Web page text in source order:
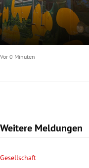
Vor 0 Minuten
Weitere Meldungen
Gesellschaft